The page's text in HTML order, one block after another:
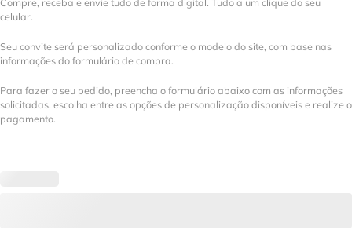
Compre, receba e envie tudo de forma digital. Tudo a um clique do seu
celular.
Seu convite será personalizado conforme o modelo do site, com base nas
informações do formulário de compra.
Para fazer o seu pedido, preencha o formulário abaixo com as informações
solicitadas, escolha entre as opções de personalização disponíveis e realize o
pagamento.